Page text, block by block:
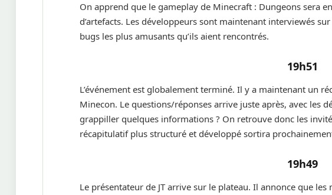
On apprend que le gameplay de Minecraft : Dungeons sera
d’artefacts. Les développeurs sont maintenant interviewés
bugs les plus amusants qu’ils aient rencontrés.
19h51
L’événement est globalement terminé. Il y a maintenant un
Minecon. Le questions/réponses arrive juste après, avec les
grappiller quelques informations ? On retrouve donc les
récapitulatif plus structuré et développé sortira
19h49
Le présentateur de JT arrive sur le plateau. Il annonce que